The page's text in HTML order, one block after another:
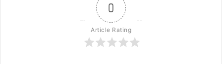
0
Article Rating